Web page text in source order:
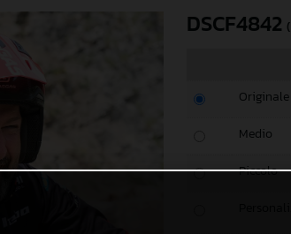
DSCF4842
Originale
Medio
Piccolo